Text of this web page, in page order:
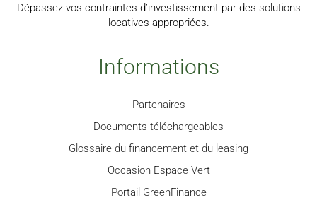
Dépassez vos contraintes d’investissement par des solutions
locatives appropriées.
Informations
Partenaires
Documents téléchargeables
Glossaire du financement et du leasing
Occasion Espace Vert
Portail GreenFinance